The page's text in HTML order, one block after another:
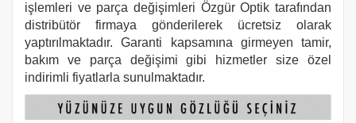
işlemleri ve parça değişimleri Özgür Optik tarafından
distribütör firmaya gönderilerek ücretsiz olarak
yaptırılmaktadır. Garanti kapsamına girmeyen tamir,
bakım ve parça değişimi gibi hizmetler size özel
indirimli fiyatlarla sunulmaktadır.